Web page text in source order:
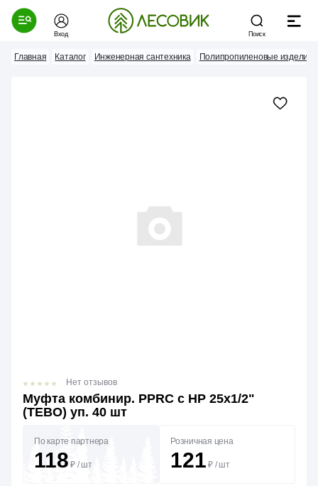
Вход Поиск
Главная Каталог Инженерная сантехника Полипропиленовые изделия
Муфта комбинир. PPRC с НР 25х1/2"
(TЕВО) уп. 40 шт
Нет отзывов
По карте партнера
118 ₽ / шт
Розничная цена
121 ₽ / шт